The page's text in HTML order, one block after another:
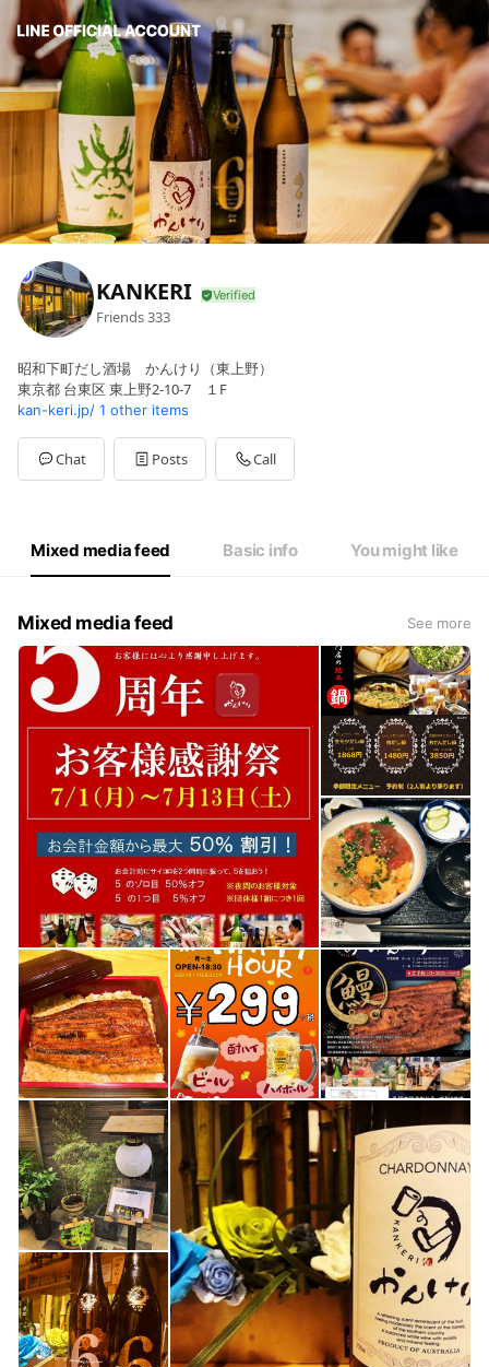
KANKERI
Friends333
昭和下町だし酒場 かんけり（東上野）
東京都 台東区 東上野2-10-7 １F
kan-keri.jp/ 1 other items
Chat Posts Call
Mixed media feed Basic info You might like
Mixed media feed See more